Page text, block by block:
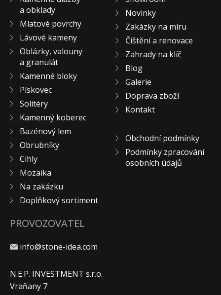
KONTAKT
a obklady
Mlatové povrchy
Lávové kameny
Oblázky, valouny
a granulát
Kamenné bloky
Pískovec
Solitéry
Kamenný koberec
Bazénový lem
Obrubníky
Cihly
Mozaika
Na zakázku
Doplňkový sortiment
Novinky
Zakázky na míru
Čištění a renovace
Zahrady na klíč
Blog
Galerie
Doprava zboží
Kontakt
Obchodní podmínky
Podmínky zpracování
osobních údajů
PROVOZOVATEL
info@stone-idea.com
N.E.P. INVESTMENT s.r.o.
Vraňany 7